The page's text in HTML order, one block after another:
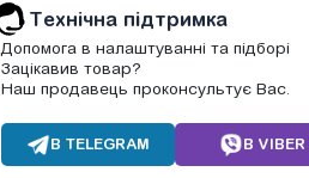
Tехнічна підтримка
Допомога в налаштуванні та підборі
Зацікавив товар?
Наш продавець проконсультує Вас.
В TELEGRAM В VIBER